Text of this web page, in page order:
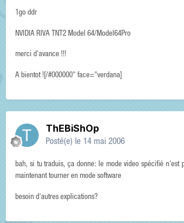
1go ddr
NVIDIA RIVA TNT2 Model 64/Model64Pro
merci d'avance !!!
A bientot ![/#000000" face="verdana]
ThEBiShOp
Posté(e) le 14 mai 2006
bah, si tu traduis, ça donne: le mode video spécifié n'est
maintenant tourner en mode software
besoin d'autres explications?